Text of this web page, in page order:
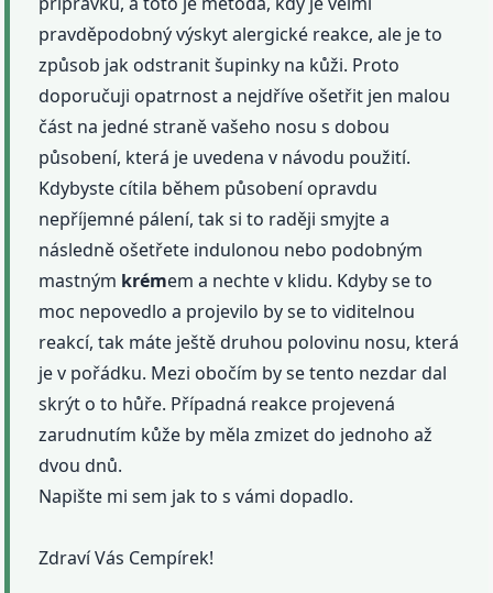
pravděpodobný výskyt alergické reakce, ale je to
způsob jak odstranit šupinky na kůži. Proto
doporučuji opatrnost a nejdříve ošetřit jen malou
část na jedné straně vašeho nosu s dobou
působení, která je uvedena v návodu použití.
Kdybyste cítila během působení opravdu
nepříjemné pálení, tak si to raději smyjte a
následně ošetřete indulonou nebo podobným
mastným krémem a nechte v klidu. Kdyby se to
moc nepovedlo a projevilo by se to viditelnou
reakcí, tak máte ještě druhou polovinu nosu, která
je v pořádku. Mezi obočím by se tento nezdar dal
skrýt o to hůře. Případná reakce projevená
zarudnutím kůže by měla zmizet do jednoho až
dvou dnů.
Napište mi sem jak to s vámi dopadlo.
Zdraví Vás Cempírek!